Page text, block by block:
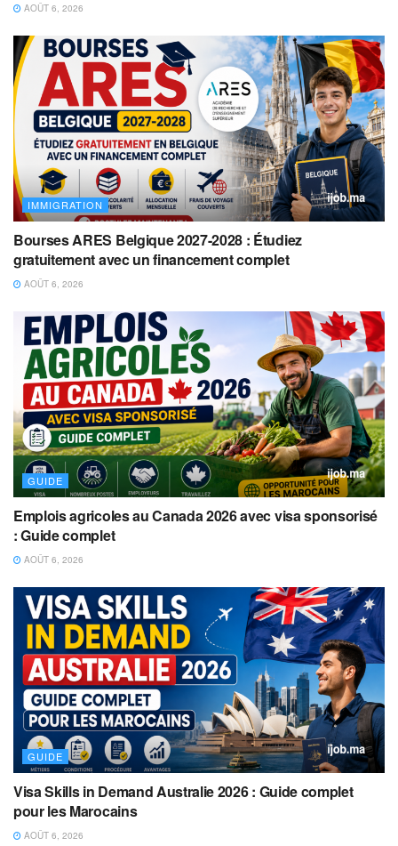
AOÛT 6, 2026
IMMIGRATION
Bourses ARES Belgique 2027-2028 : Étudiez
gratuitement avec un financement complet
AOÛT 6, 2026
GUIDE
Emplois agricoles au Canada 2026 avec visa sponsorisé
: Guide complet
AOÛT 6, 2026
GUIDE
Visa Skills in Demand Australie 2026 : Guide complet
pour les Marocains
AOÛT 6, 2026